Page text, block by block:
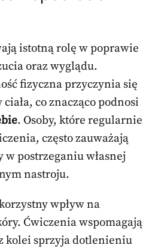
istotną rolę w poprawie
oraz wyglądu.
fizyczna przyczynia się
co znacząco podnosi
. Osoby, które regularnie
często zauważają
postrzeganiu własnej
nastroju.
wpływ na
Ćwiczenia wspomagają
kolei sprzyja dotlenieniu